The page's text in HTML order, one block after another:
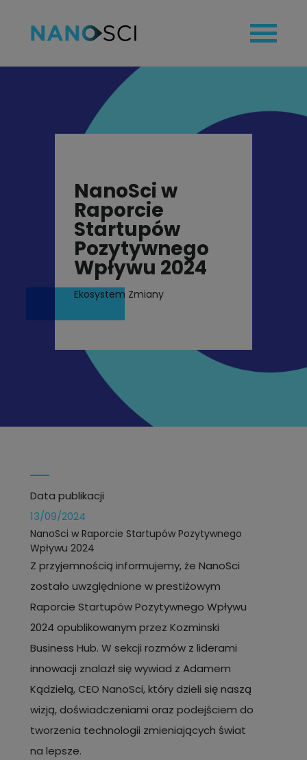
NanoSci w
Raporcie
Startupów
Pozytywnego
Wpływu 2024
Ekosystem Zmiany
Data publikacji
13/09/2024
NanoSci w Raporcie Startupów Pozytywnego
Wpływu 2024
Z przyjemnością informujemy, że NanoSci
zostało uwzględnione w prestiżowym
Raporcie Startupów Pozytywnego Wpływu
2024 opublikowanym przez Kozminski
Business Hub. W sekcji rozmów z liderami
innowacji znalazł się wywiad z Adamem
Kądzielą, CEO NanoSci, który dzieli się naszą
wizją, doświadczeniami oraz podejściem do
tworzenia technologii zmieniających świat
na lepsze.